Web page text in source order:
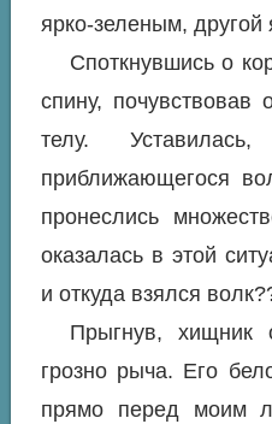
ярко-зеленым,
Споткнувшись о
спину,
телу.
приближающегося
пронеслись
оказалась в этой
и откуда взялся
Прыгнув, хищник
грозно рыча. Его
прямо перед моим